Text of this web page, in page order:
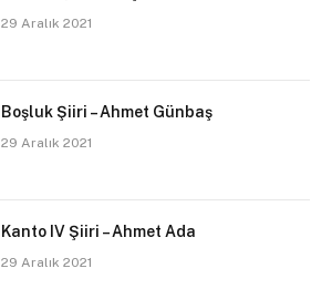
29 Aralık 2021
Boşluk Şiiri – Ahmet Günbaş
29 Aralık 2021
Kanto IV Şiiri – Ahmet Ada
29 Aralık 2021